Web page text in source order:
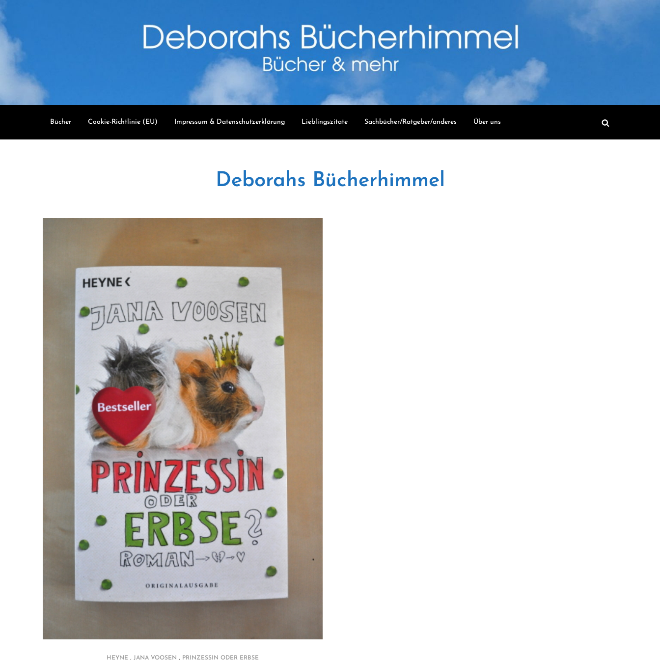
content
Bücher Cookie-Richtlinie (EU) Impressum & Datenschutzerklärung Lieblingszitate Sachbücher/Ratgeber/anderes Über uns
Deborahs Bücherhimmel
HEYNE , JANA VOOSEN , PRINZESSIN ODER ERBSE